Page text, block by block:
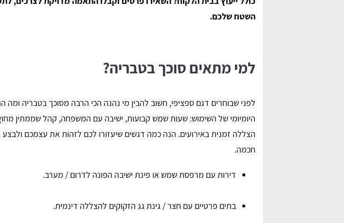
השטח שלכם.
למי מתאים סוכך בטבריה?
לפני שבוחרים דגם ספציפי, חשוב להבין מי נהנה הכי הרבה מסוכך בטבריה ומה
היומיומי של השימוש: שעות שמש קבועות, ישיבה עם המשפחה, קהל שממתין
הצללה זמנית באירועים. הנה כמה דגשים שיעזורו לכם לזהות את עצמכם
חכמה.
דירות עם מרפסת שמש או פינת ישיבה הפונה לדרום / מערב.
בתים פרטיים עם חצר / גינת גג הזקוקים להצללה דינמית.וחסכתי כסף בעזרת השוואת
על האתר!